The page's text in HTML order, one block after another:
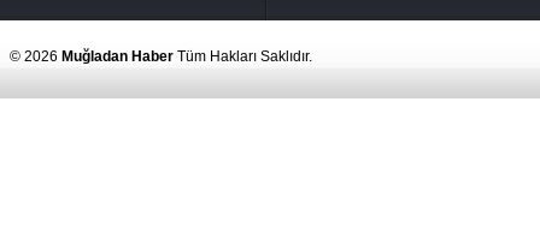
© 2026 Muğladan Haber Tüm Hakları Saklıdır.